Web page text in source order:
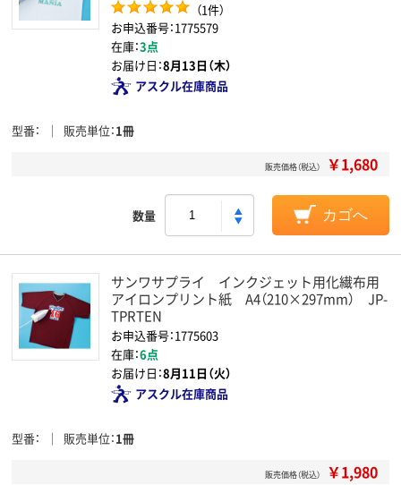
（1件）
お申込番号：1775579
在庫：3点
お届け日：8月13日（木）
アスクル在庫商品
型番 販売単位 1冊
販売価格（税込） ￥1,680
数量 カゴへ
サンワサプライ インクジェット用化繊布用
アイロンプリント紙 A4（210×297mm） JP-
TPRTEN
お申込番号：1775603
在庫：6点
お届け日：8月11日（火）
アスクル在庫商品
型番 販売単位 1冊
販売価格（税込） ￥1,980